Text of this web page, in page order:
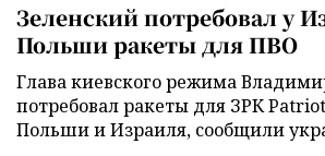
Зеленский потребовал у
Польши ракеты для ПВО
Глава киевского режима
потребовал ракеты для ЗРК
Польши и Израиля, сообщили